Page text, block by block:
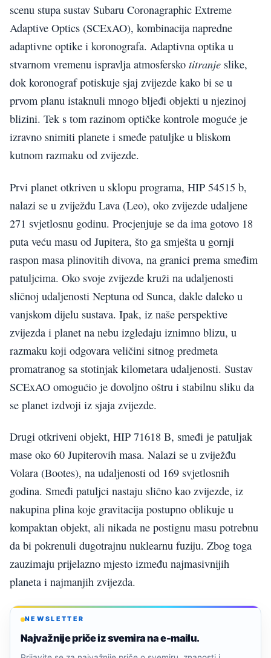
scenu stupa sustav Subaru Coronagraphic Extreme
Adaptive Optics (SCExAO), kombinacija napredne
adaptivne optike i koronografa. Adaptivna optika u
stvarnom vremenu ispravlja atmosfersko titranje slike,
dok koronograf potiskuje sjaj zvijezde kako bi se u
prvom planu istaknuli mnogo bljeđi objekti u njezinoj
blizini. Tek s tom razinom optičke kontrole moguće je
izravno snimiti planete i smeđe patuljke u bliskom
kutnom razmaku od zvijezde.
Prvi planet otkriven u sklopu programa, HIP 54515 b,
nalazi se u zviježđu Lava (Leo), oko zvijezde udaljene
271 svjetlosnu godinu. Procjenjuje se da ima gotovo 18
puta veću masu od Jupitera, što ga smješta u gornji
raspon masa plinovitih divova, na granici prema smeđim
patuljcima. Oko svoje zvijezde kruži na udaljenosti
sličnoj udaljenosti Neptuna od Sunca, dakle daleko u
vanjskom dijelu sustava. Ipak, iz naše perspektive
zvijezda i planet na nebu izgledaju iznimno blizu, u
razmaku koji odgovara veličini sitnog predmeta
promatranog sa stotinjak kilometara udaljenosti. Sustav
SCExAO omogućio je dovoljno oštru i stabilnu sliku da
se planet izdvoji iz sjaja zvijezde.
Drugi otkriveni objekt, HIP 71618 B, smeđi je patuljak
mase oko 60 Jupiterovih masa. Nalazi se u zviježđu
Volara (Bootes), na udaljenosti od 169 svjetlosnih
godina. Smeđi patuljci nastaju slično kao zvijezde, iz
nakupina plina koje gravitacija postupno oblikuje u
kompaktan objekt, ali nikada ne postignu masu potrebnu
da bi pokrenuli dugotrajnu nuklearnu fuziju. Zbog toga
zauzimaju prijelazno mjesto između najmasivnijih
planeta i najmanjih zvijezda.
NEWSLETTER
Najvažnije priče iz svemira na e-mailu.